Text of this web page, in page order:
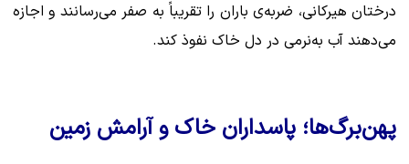
درختان هیرکانی، ضربه‌ی باران را تقریباً به صفر می‌رسانند و اجازه
می‌دهند آب به‌نرمی در دل خاک نفوذ کند.
پهن‌برگ‌ها؛ پاسداران خاک و آرامش زمین